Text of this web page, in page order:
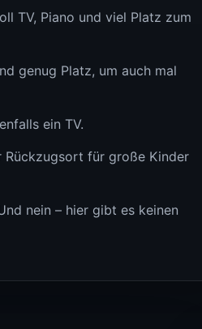
TV, Piano und viel Platz zum
genug Platz, um auch mal
ein TV.
Rückzugsort für große Kinder
nein – hier gibt es keinen